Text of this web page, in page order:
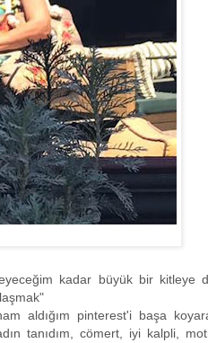
kadar büyük bir kitleye
aldığım pinterest'i başa
tanıdım, cömert, iyi kalpli,